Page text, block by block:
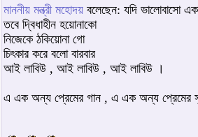
মাননীয় মন্ত্রী মহোদয় বলেছেন: যদি ভালোবাসো
তবে দ্বিধাহীন হয়োনাকো
নিজেকে ঠকিয়োনা গো
চিৎকার করে বলো বারবার
আই লাবিউ , আই লাবিউ , আই লাবিউ ।
এ এক অন্য প্রেমের গান , এ এক অন্য প্রেমের